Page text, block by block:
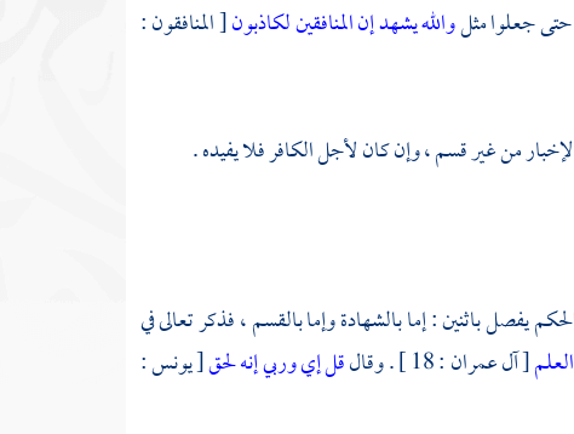
حتى جعلوا مثلوالله يشهد إن المنافقين لكاذبون[ المنافقون :
من غير قسم ، وإن كان لأجل الكافر فلا يفيده .
يفصل باثنين : إما بالشهادة وإما بالقسم ، فذكر تعالى في
[ آل عمران : 18 ] . وقال قل إي وربي إنه لحق[ يونس :